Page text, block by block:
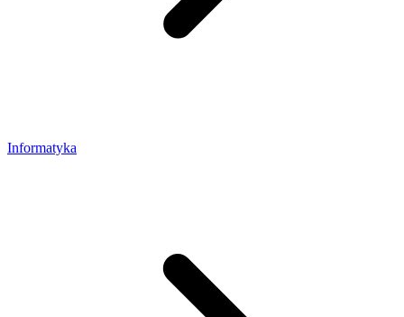
Informatyka